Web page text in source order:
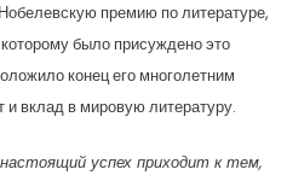
премию по литературе,
было присуждено это
конец его многолетним
и вклад в мировую литературу.
успех приходит к тем,